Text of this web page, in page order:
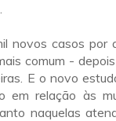
novos casos por
comum -
E o novo
em relação às
naquelas